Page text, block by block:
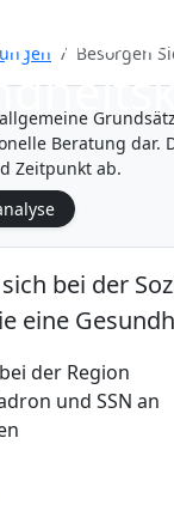
Besorgen
Beratung dar.
Zeitpunkt ab.
bei der
eine
der Region
und SSN an